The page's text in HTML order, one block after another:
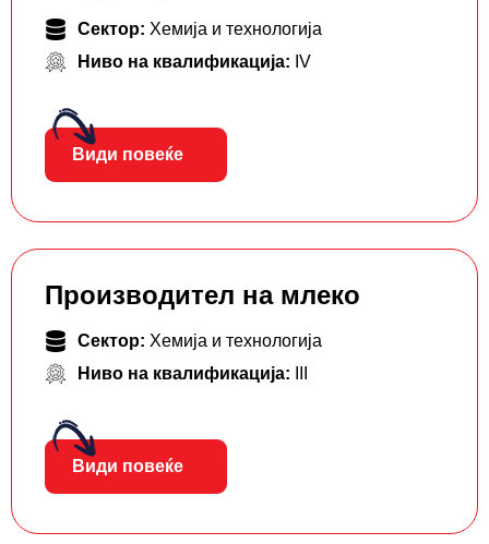
Сектор: Хемија и технологија
Ниво на квалификација: IV
Види повеќе
Производител на млеко
Сектор: Хемија и технологија
Ниво на квалификација:
Види повеќе